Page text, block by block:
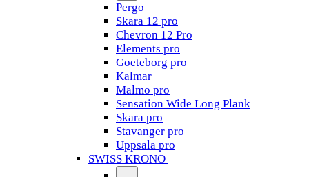
Pergo
Skara 12 pro
Chevron 12 Pro
Elements pro
Goeteborg pro
Kalmar
Malmo pro
Sensation Wide Long Plank
Skara pro
Stavanger pro
Uppsala pro
SWISS KRONO